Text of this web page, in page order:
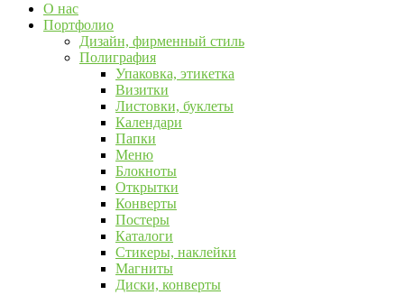
О нас
Портфолио
Дизайн, фирменный стиль
Полиграфия
Упаковка, этикетка
Визитки
Листовки, буклеты
Календари
Папки
Меню
Блокноты
Открытки
Конверты
Постеры
Каталоги
Стикеры, наклейки
Магниты
Диски, конверты